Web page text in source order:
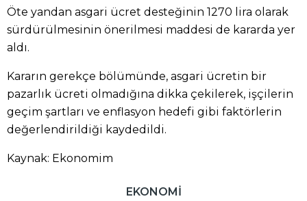
Öte yandan asgari ücret desteğinin 1270 lira olarak
sürdürülmesinin önerilmesi maddesi de kararda yer
aldı.
Kararın gerekçe bölümünde, asgari ücretin bir
pazarlık ücreti olmadığına dikka çekilerek, işçilerin
geçim şartları ve enflasyon hedefi gibi faktörlerin
değerlendirildiği kaydedildi.
Kaynak: Ekonomim
EKONOMİ